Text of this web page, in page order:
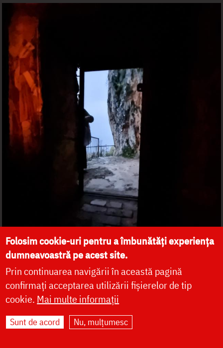
Folosim cookie-uri pentru a îmbunătăți experiența
dumneavoastră pe acest site.
Prin continuarea navigării în această pagină
confirmați acceptarea utilizării fișierelor de tip
cookie. Mai multe informații
Sunt de acord Nu, mulțumesc